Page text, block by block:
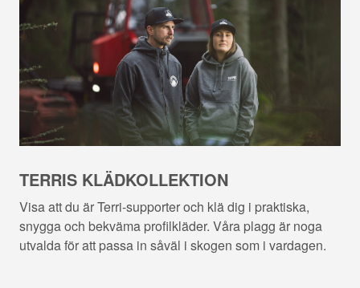
TERRIS KLÄDKOLLEKTION
Visa att du är Terri-supporter och klä dig i praktiska,
snygga och bekväma profilkläder. Våra plagg är noga
utvalda för att passa in såväl i skogen som i vardagen.